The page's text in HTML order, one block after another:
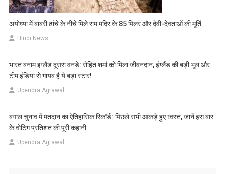
अयोध्या में बाबरी ढांचे के नीचे मिले राम मंदिर के 85 पिलर और देवी-देवताओं की मूर्ति
Hindi News
भारत बनाम इंग्लैंड दूसरा वनडे: रोहित शर्मा को मिला जीवनदान, इंग्लैंड की बड़ी भूल और
टीम इंडिया से गायब है ये बड़ा स्टार!
Upendra Agrawal
बंगाल चुनाव में मतदान का ऐतिहासिक रिकॉर्ड: पिछले सभी आंकड़े हुए ध्वस्त, जानें इस बार
के वोटिंग प्रतिशत की पूरी कहानी
Upendra Agrawal